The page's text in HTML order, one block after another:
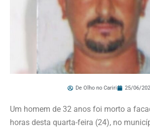
De Olho no Cariri 25/06/
Um homem de 32 anos foi morto a
horas desta quarta-feira (24), no